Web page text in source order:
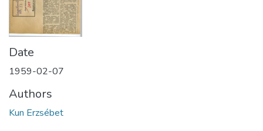
Date
1959-02-07
Authors
Kun Erzsébet